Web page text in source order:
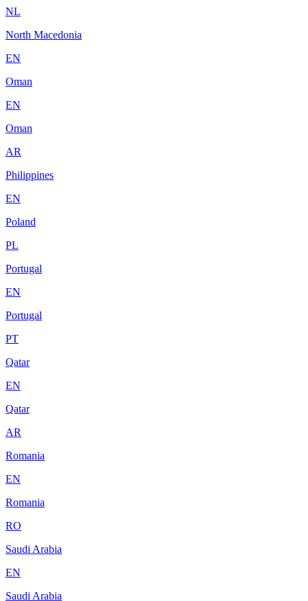
NL
North Macedonia
EN
Oman
EN
Oman
AR
Philippines
EN
Poland
PL
Portugal
EN
Portugal
PT
Qatar
EN
Qatar
AR
Romania
EN
Romania
RO
Saudi Arabia
EN
Saudi Arabia